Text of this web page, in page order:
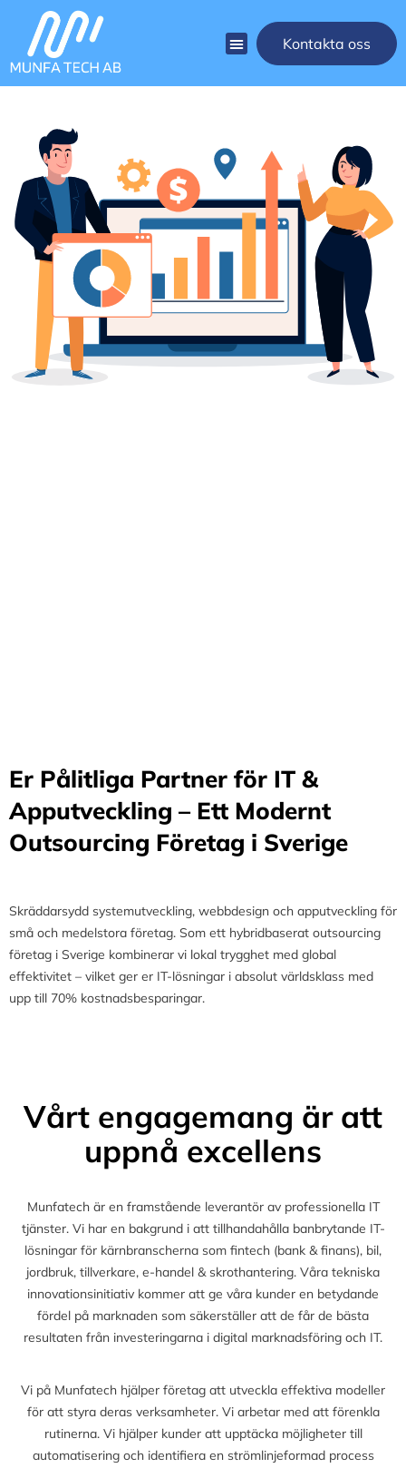
Kontakta oss
Er Pålitliga Partner för IT &
Apputveckling – Ett Modernt
Outsourcing Företag i Sverige
Skräddarsydd systemutveckling, webbdesign och apputveckling för
små och medelstora företag. Som ett hybridbaserat outsourcing
företag i Sverige kombinerar vi lokal trygghet med global
effektivitet – vilket ger er IT-lösningar i absolut världsklass med
upp till 70% kostnadsbesparingar.
Vårt engagemang är att
uppnå excellens
Munfatech är en framstående leverantör av professionella IT
tjänster. Vi har en bakgrund i att tillhandahålla banbrytande IT-
lösningar för kärnbranscherna som fintech (bank & finans), bil,
jordbruk, tillverkare, e-handel & skrothantering. Våra tekniska
innovationsinitiativ kommer att ge våra kunder en betydande
fördel på marknaden som säkerställer att de får de bästa
resultaten från investeringarna i digital marknadsföring och IT.
Vi på Munfatech hjälper företag att utveckla effektiva modeller
för att styra deras verksamheter. Vi arbetar med att förenkla
rutinerna. Vi hjälper kunder att upptäcka möjligheter till
automatisering och identifiera en strömlinjeformad process